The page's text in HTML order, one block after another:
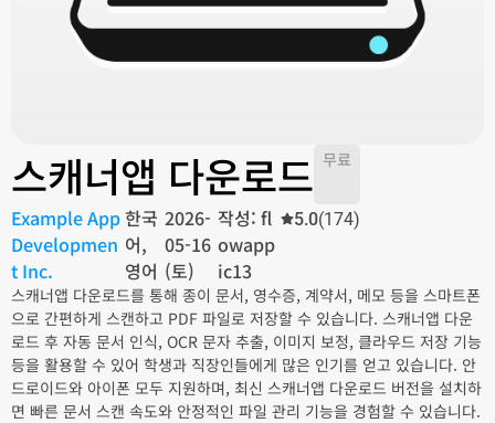
스캐너앱 다운로드 무료
Example App
Developmen
t Inc.
한국
어,
영어
2026-
05-16
(토)
작성: fl
owapp
ic13
5.0(174)
스캐너앱 다운로드를 통해 종이 문서, 영수증, 계약서, 메모 등을 스마트폰
으로 간편하게 스캔하고 PDF 파일로 저장할 수 있습니다. 스캐너앱 다운
로드 후 자동 문서 인식, OCR 문자 추출, 이미지 보정, 클라우드 저장 기능
등을 활용할 수 있어 학생과 직장인들에게 많은 인기를 얻고 있습니다. 안
드로이드와 아이폰 모두 지원하며, 최신 스캐너앱 다운로드 버전을 설치하
면 빠른 문서 스캔 속도와 안정적인 파일 관리 기능을 경험할 수 있습니다.